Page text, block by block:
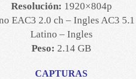
Resolución: 1920×804p
EAC3 2.0 ch – Ingles AC3
Latino – Ingles
Peso: 2.14 GB
CAPTURAS